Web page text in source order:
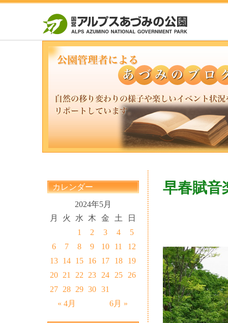
カレンダー
2024年5月
月
火 水 木 金 土 日
« 4月 6月 »
1 2 3 4
5
6
7 8 9 10 11
12
13 14 15 16 17 18
19
20 21 22 23 24 25
26
27 28 29 30 31
早春賦音